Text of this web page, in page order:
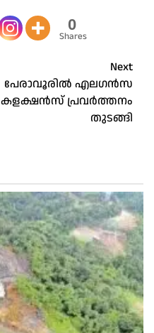
0
Shares
Next
പേരാവൂരിൽ എലഗൻസ
കളക്ഷൻസ് പ്രവർത്തനം
തുടങ്ങി